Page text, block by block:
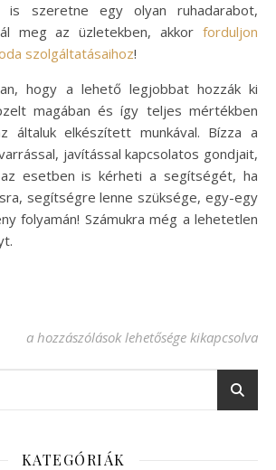
szeretne egy olyan ruhadarabot,
meg az üzletekben, akkor forduljon
szolgáltatásaihoz!
hogy a lehető legjobbat hozzák ki
magában és így teljes mértékben
általuk elkészített munkával. Bízza a
javítással kapcsolatos gondjait,
esetben is kérheti a segítségét, ha
segítségre lenne szüksége, egy-egy
folyamán! Számukra még a lehetetlen
Minőségi ruhajavítás Budapest szívében
a hozzászólások lehetősége kikapcsolva
KATEGÓRIÁK